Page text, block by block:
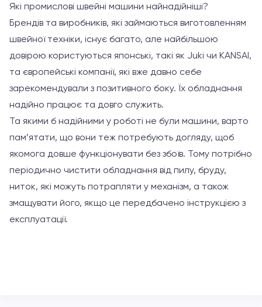
Які промислові швейні машини найнадійніші?
Брендів та виробників, які займаються виготовленням
швейної техніки, існує багато, але найбільшою
довірою користуються японські, такі як Juki чи KANSAI,
та європейські компанії, які вже давно себе
зарекомендували з позитивного боку. Їх обладнання
надійно працює та довго служить.
Та якими б надійними у роботі не були машини, варто
пам’ятати, що вони теж потребують догляду, щоб
якомога довше функціонувати без збоїв. Тому потрібно
періодично чистити обладнання від пилу, бруду,
ниток, які можуть потрапляти у механізм, а також
змащувати його, якщо це передбачено інструкцією з
експлуатації.